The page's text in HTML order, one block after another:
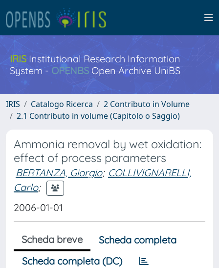
IRISInstitutional Research Information
System - OPENBS Open Archive UniBS
IRIS Catalogo Ricerca
2 Contributo in Volume
2.1 Contributo in volume (Capitolo o Saggio)
Ammonia removal by wet oxidation:
effect of process parameters
BERTANZA, Giorgio; COLLIVIGNARELLI,
Carlo;
2006-01-01
Scheda breve
Scheda completa
Scheda completa (DC)